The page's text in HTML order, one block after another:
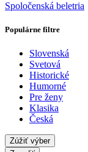
Spoločenská beletria
Populárne filtre
Slovenská
Svetová
Historické
Humorné
Pre ženy
Klasika
Česká
Zúžiť výber